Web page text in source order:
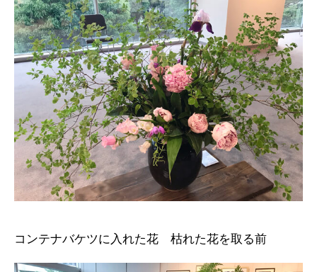
コンテナバケツに入れた花 枯れた花を取る前